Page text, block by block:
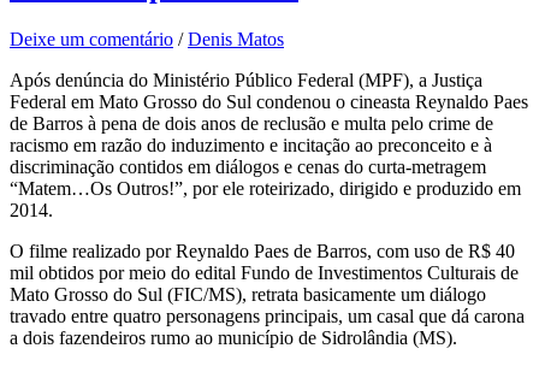
Deixe um comentário /Denis Matos
Após denúncia do Ministério Público Federal (MPF), a Justiça
Federal em Mato Grosso do Sul condenou o cineasta Reynaldo Paes
de Barros à pena de dois anos de reclusão e multa pelo crime de
racismo em razão do induzimento e incitação ao preconceito e à
discriminação contidos em diálogos e cenas do curta-metragem
“Matem…Os Outros!”, por ele roteirizado, dirigido e produzido em
2014.
O filme realizado por Reynaldo Paes de Barros, com uso de R$ 40
mil obtidos por meio do edital Fundo de Investimentos Culturais de
Mato Grosso do Sul (FIC/MS), retrata basicamente um diálogo
travado entre quatro personagens principais, um casal que dá carona
a dois fazendeiros rumo ao município de Sidrolândia (MS).